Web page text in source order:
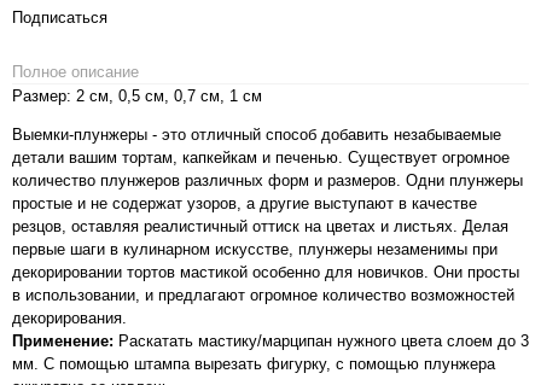
Подписаться
Полное описание
Размер: 2 см, 0,5 см, 0,7 см, 1 см
Выемки-плунжеры - это отличный способ добавить незабываемые
детали вашим тортам, капкейкам и печенью. Существует огромное
количество плунжеров различных форм и размеров. Одни плунжеры
простые и не содержат узоров, а другие выступают в качестве
резцов, оставляя реалистичный оттиск на цветах и листьях. Делая
первые шаги в кулинарном искусстве, плунжеры незаменимы при
декорировании тортов мастикой особенно для новичков. Они просты
в использовании, и предлагают огромное количество возможностей
декорирования.
Применение: Раскатать мастику/марципан нужного цвета слоем до 3
мм. С помощью штампа вырезать фигурку, с помощью плунжера